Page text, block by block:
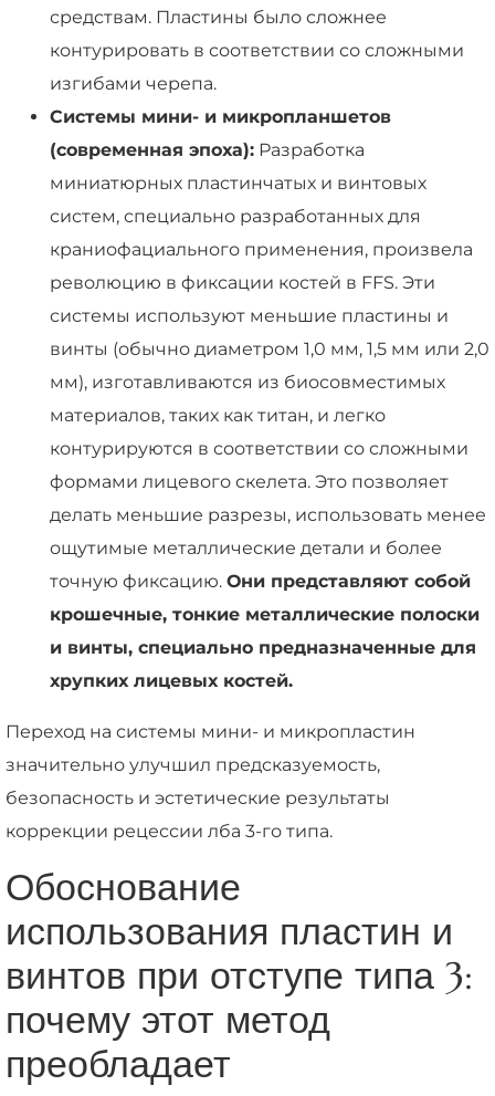
средствам. Пластины было сложнее
контурировать в соответствии со сложными
изгибами черепа.
Системы мини- и микропланшетов
(современная эпоха): Разработка
миниатюрных пластинчатых и винтовых
систем, специально разработанных для
краниофациального применения, произвела
революцию в фиксации костей в FFS. Эти
системы используют меньшие пластины и
винты (обычно диаметром 1,0 мм, 1,5 мм или 2,0
мм), изготавливаются из биосовместимых
материалов, таких как титан, и легко
контурируются в соответствии со сложными
формами лицевого скелета. Это позволяет
делать меньшие разрезы, использовать менее
ощутимые металлические детали и более
точную фиксацию. Они представляют собой
крошечные, тонкие металлические полоски
и винты, специально предназначенные для
хрупких лицевых костей.
Переход на системы мини- и микропластин
значительно улучшил предсказуемость,
безопасность и эстетические результаты
коррекции рецессии лба 3-го типа.
Обоснование
использования пластин и
винтов при отступе типа 3:
почему этот метод
преобладает